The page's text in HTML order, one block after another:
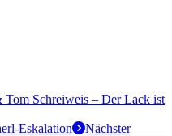
Tom Schreiweis – Der Lack ist
Eskalation
Nächster